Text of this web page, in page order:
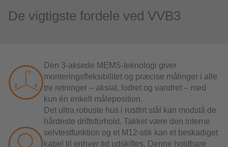
De vigtigste fordele ved VVB3
Den 3-aksede MEMS-teknologi giver
monteringsfleksibilitet og præcise målinger i alle
tre retninger – aksial, lodret og vandret – med
kun én enkelt måleposition.
Det ultra robuste hus i rustfrit stål kan modstå de
hårdeste driftsforhold. Takket være den interne
selvtestfunktion og et M12-stik kan et beskadiget
kabel til enhver tid udskiftes. Denne holdbare